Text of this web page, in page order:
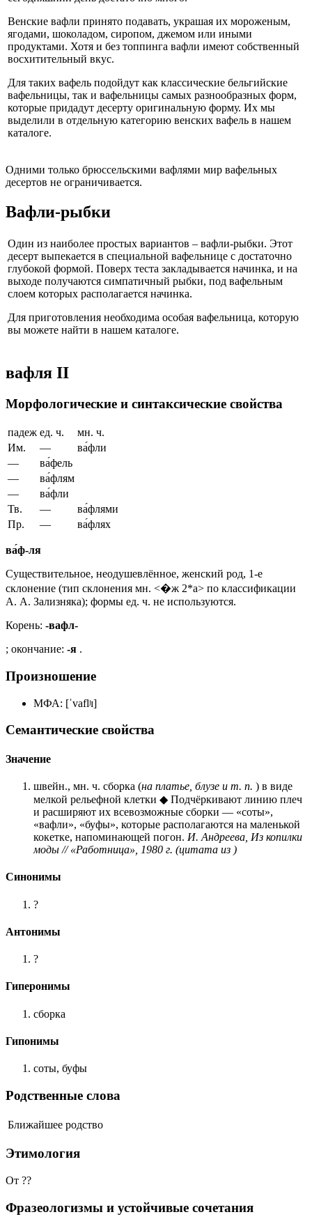
Венские вафли принято подавать, украшая их мороженым,
ягодами, шоколадом, сиропом, джемом или иными
продуктами. Хотя и без топпинга вафли имеют собственный
восхитительный вкус.
Для таких вафель подойдут как классические бельгийские
вафельницы, так и вафельницы самых разнообразных форм,
которые придадут десерту оригинальную форму. Их мы
выделили в отдельную категорию венских вафель в нашем
каталоге.
Одними только брюссельскими вафлями мир вафельных
десертов не ограничивается.
Вафли-рыбки
Один из наиболее простых вариантов – вафли-рыбки. Этот
десерт выпекается в специальной вафельнице с достаточно
глубокой формой. Поверх теста закладывается начинка, и на
выходе получаются симпатичный рыбки, под вафельным
слоем которых располагается начинка.
Для приготовления необходима особая вафельница, которую
вы можете найти в нашем каталоге.
вафля II
Морфологические и синтаксические свойства
падеж ед. ч.
мн. ч.
Им.
—
ва́фли
—
ва́фель
—
ва́флям
—
ва́фли
Тв.
—
ва́флями
Пр.
— ва́флях
ва́ф-ля
Существительное, неодушевлённое, женский род, 1-е
склонение (тип склонения мн. <�ж 2*a> по классификации
А. А. Зализняка); формы ед. ч. не используются.
Корень: -вафл-
; окончание: -я .
Произношение
МФА: [ˈvaflʲɪ]
Семантические свойства
Значение
швейн., мн. ч. сборка (на платье, блузе и т. п. ) в виде
мелкой рельефной клетки ◆ Подчёркивают линию плеч
и расширяют их всевозможные сборки — «соты»,
«вафли», «буфы», которые располагаются на маленькой
кокетке, напоминающей погон. И. Андреева, Из копилки
моды // «Работница», 1980 г. (цитата из )
Синонимы
?
Антонимы
?
Гиперонимы
сборка
Гипонимы
соты, буфы
Родственные слова
Ближайшее родство
Этимология
От ??
Фразеологизмы и устойчивые сочетания